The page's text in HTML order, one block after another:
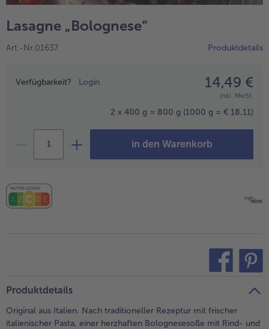
alle Küchenutensilien
alle bofrost*free
alle bofrost*plus.
Pflanzliche Alternativprodukte
- 5 € beim Kauf von 7 Schlemmermenüs nach Wahl
Lasagne „Bolognese“
Art.-Nr.01637 Produktdetails
Preisangabe
Verfügbarkeit? Login 14,49 €
inkl. MwSt.
2 x 400 g = 800 g (1000 g = € 18,11)
in den Warenkorb
Produktdetails
Original aus Italien. Nach traditioneller Rezeptur mit frischer
italienischer Pasta, einer herzhaften Bolognesesoße mit Rind- und